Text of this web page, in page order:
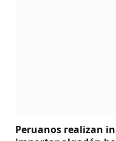
Peruanos realizan